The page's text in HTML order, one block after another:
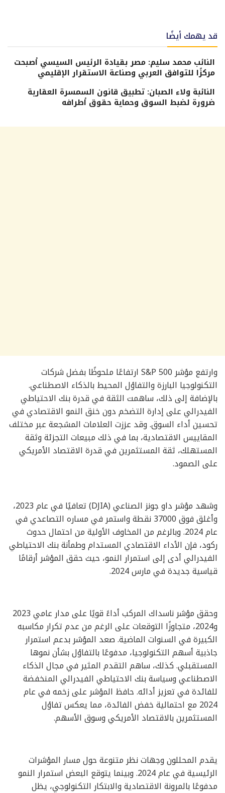
قد يهمك أيضًا
النائب محمد سليم: مصر بقيادة الرئيس السيسي أصبحت
مركزًا للتوافق العربي وصناعة الاستقرار الإقليمي
النائبة ولاء الصبان: تطبيق قانون السمسرة العقارية
ضرورة لضبط السوق وحماية حقوق أطرافه
وارتفع مؤشر S&P 500 ارتفاعًا ملحوظًا بفضل شركات
التكنولوجيا البارزة والتفاؤل المحيط بالذكاء الاصطناعي.
بالإضافة إلى ذلك، ساهمت الثقة في قدرة بنك الاحتياطي
الفيدرالي على إدارة التضخم دون خنق النمو الاقتصادي في
تحسين أداء السوق. وقد عززت العلامات المشجعة عبر مختلف
المقاييس الاقتصادية، بما في ذلك مبيعات التجزئة وثقة
المستهلك، ثقة المستثمرين في قدرة الاقتصاد الأمريكي
على الصمود.
وشهد مؤشر داو جونز الصناعي (DJIA) تعافيًا في عام 2023،
وأغلق فوق 37000 نقطة واستمر في مساره التصاعدي في
عام 2024. وبالرغم من المخاوف الأولية من احتمال حدوث
ركود، فإن الأداء الاقتصادي المستدام وطمأنة بنك الاحتياطي
الفيدرالي أدى إلى استمرار النمو، حيث حقق المؤشر أرقامًا
قياسية جديدة في مارس 2024.
وحقق مؤشر ناسداك المركب أداءً قويًا على مدار عامي 2023
و2024، متجاوزًا التوقعات على الرغم من عدم تكرار مكاسبه
الكبيرة في السنوات الماضية. صعد المؤشر بدعم استمرار
جاذبية أسهم التكنولوجيا، مدفوعًا بالتفاؤل بشأن نموها
المستقبلي. كذلك، ساهم التقدم المثير في مجال الذكاء
الاصطناعي وسياسة بنك الاحتياطي الفيدرالي المنخفضة
للفائدة في تعزيز أدائه. حافظ المؤشر على زخمه في عام
2024 مع احتمالية خفض الفائدة، مما يعكس تفاؤل
المستثمرين بالاقتصاد الأمريكي وسوق الأسهم.
يقدم المحللون وجهات نظر متنوعة حول مسار المؤشرات
الرئيسية في عام 2024. وبينما يتوقع البعض استمرار النمو
مدفوعًا بالمرونة الاقتصادية والابتكار التكنولوجي، يظل